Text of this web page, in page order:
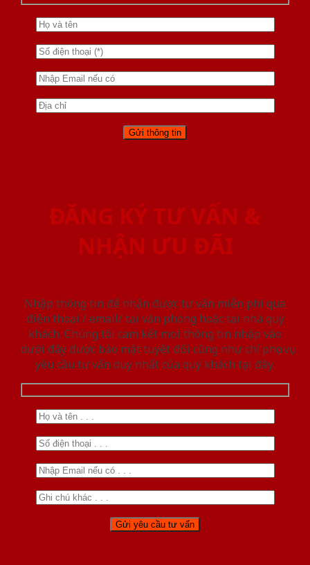
ĐĂNG KÝ TƯ VẤN &
NHẬN ƯU ĐÃI
Nhập thông tin để nhận được tư vấn miễn phí qua
điện thoại / email/ tại văn phòng hoặc tại nhà quý
khách. Chúng tôi cam kết mọi thông tin nhập vào
dưới đây được bảo mật tuyệt đối cũng như chỉ phục vụ
yêu cầu tư vấn duy nhất của quý khách tại đây.